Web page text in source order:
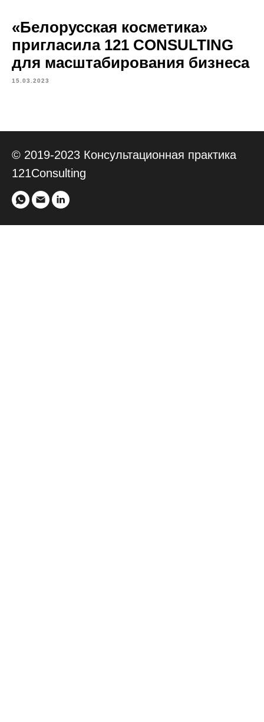
«Белорусская косметика»
пригласила 121 CONSULTING
для масштабирования бизнеса
15.03.2023
© 2019-2023 Консультационная практика
121Consulting